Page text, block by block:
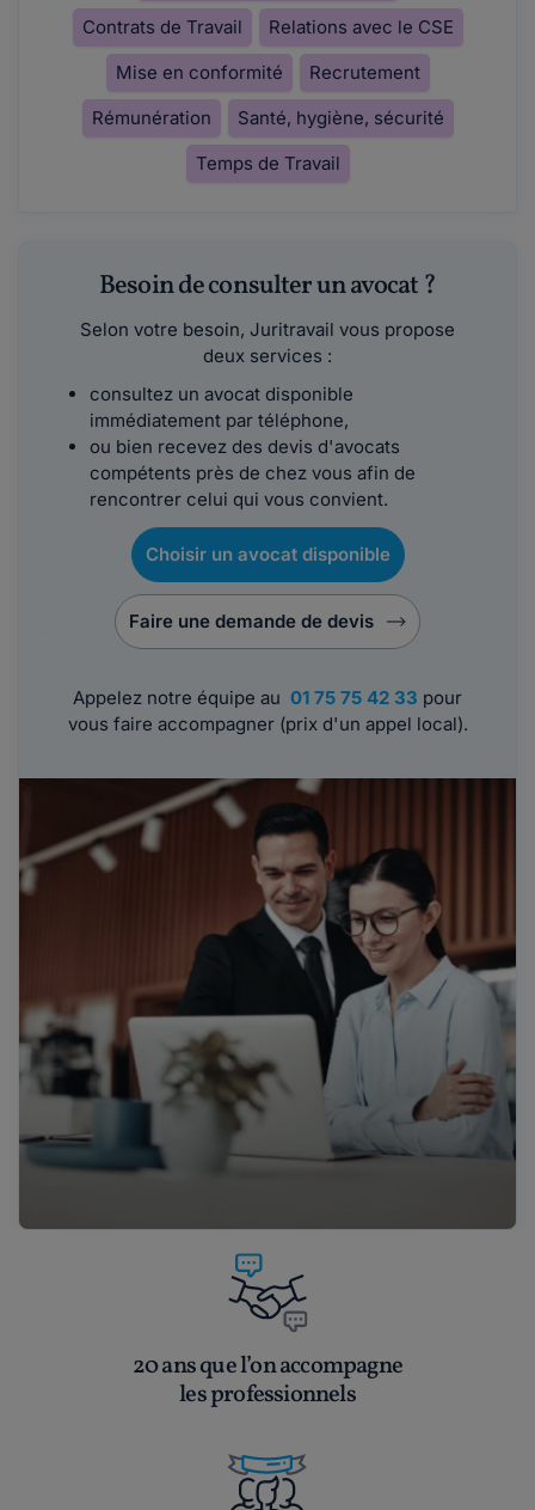
Contrats de Travail
Relations avec le CSE
Mise en conformité
Recrutement
Rémunération
Santé, hygiène, sécurité
Temps de Travail
Besoin de consulter un avocat ?
Selon votre besoin, Juritravail vous propose
deux services :
consultez un avocat disponible
immédiatement par téléphone,
ou bien recevez des devis d'avocats
compétents près de chez vous afin de
rencontrer celui qui vous convient.
Choisir un avocat disponible
Faire une demande de devis
Appelez notre équipe au 01 75 75 42 33 pour
vous faire accompagner (prix d'un appel local).
20 ans que l’on accompagne
les professionnels